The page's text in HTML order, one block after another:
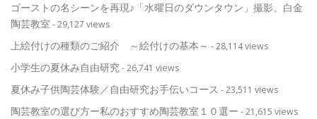
ゴーストの名シーンを再現♪「水曜日のダウンタウン」撮影。白金
陶芸教室 - 29,127 views
上絵付けの種類のご紹介 ～絵付けの基本～ - 28,114 views
小学生の夏休み自由研究- 26,741 views
夏休み子供陶芸体験／自由研究お手伝いコース - 23,511 views
陶芸教室の選び方ー私のおすすめ陶芸教室１０選ー - 21,615 views